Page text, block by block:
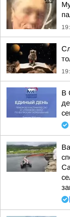
В